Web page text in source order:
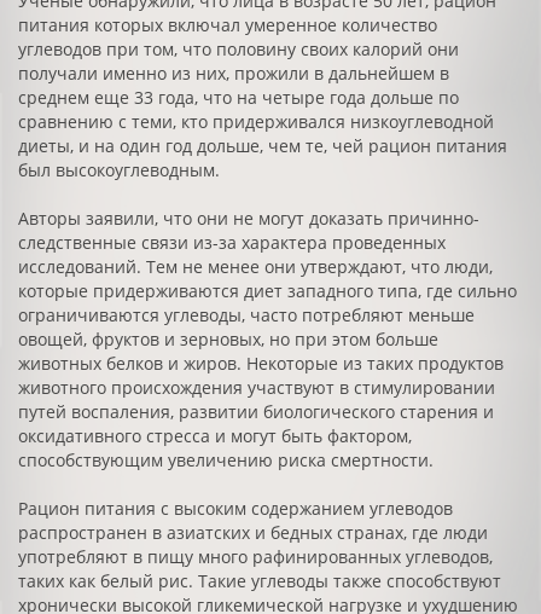
питания которых включал умеренное количество
углеводов при том, что половину своих калорий они
получали именно из них, прожили в дальнейшем в
среднем еще 33 года, что на четыре года дольше по
сравнению с теми, кто придерживался низкоуглеводной
диеты, и на один год дольше, чем те, чей рацион питания
был высокоуглеводным.
Авторы заявили, что они не могут доказать причинно-
следственные связи из-за характера проведенных
исследований. Тем не менее они утверждают, что люди,
которые придерживаются диет западного типа, где сильно
ограничиваются углеводы, часто потребляют меньше
овощей, фруктов и зерновых, но при этом больше
животных белков и жиров. Некоторые из таких продуктов
животного происхождения участвуют в стимулировании
путей воспаления, развитии биологического старения и
оксидативного стресса и могут быть фактором,
способствующим увеличению риска смертности.
Рацион питания с высоким содержанием углеводов
распространен в азиатских и бедных странах, где люди
употребляют в пищу много рафинированных углеводов,
таких как белый рис. Такие углеводы также способствуют
хронически высокой гликемической нагрузке и ухудшению